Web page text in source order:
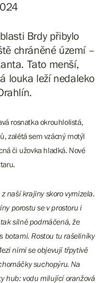
Brdy přibylo
chráněné území –
Tato menší,
louka leží nedaleko
rosnatka okrouhlolistá,
zalétá sem vzácný motýl
či užovka hladká. Nové
naší krajiny skoro vymizela.
porostu se v prostoru i
silně podmáčená, že
botami. Rostou tu rašeliníky
nimi se objevují třpytivě
suchopýru. Na
hub: vodu milující oranžová